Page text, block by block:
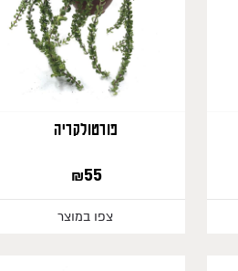
פורטולקריה
55
₪
צפו במוצר